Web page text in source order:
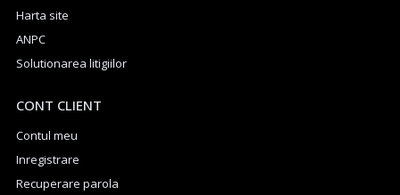
Harta site
ANPC
Solutionarea litigiilor
CONT CLIENT
Contul meu
Inregistrare
Recuperare parola